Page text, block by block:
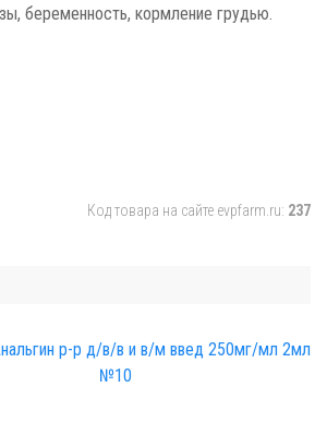
беременность, кормление грудью.
Код товара на сайте evpfarm.ru: 237